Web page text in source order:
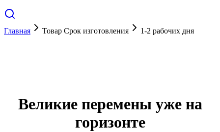
Главная Товар Срок изготовления 1-2 рабочих дня
Великие перемены уже на
горизонте